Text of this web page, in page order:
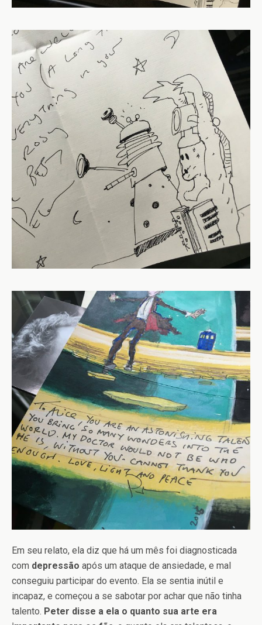
Em seu relato, ela diz que há um mês foi diagnosticada
com depressão após um ataque de ansiedade, e mal
conseguiu participar do evento. Ela se sentia inútil e
incapaz, e começou a se sabotar por achar que não tinha
talento. Peter disse a ela o quanto sua arte era